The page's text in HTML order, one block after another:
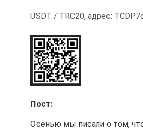
USDT / TRC20, адрес:
Пост:
Осенью мы писали о том,